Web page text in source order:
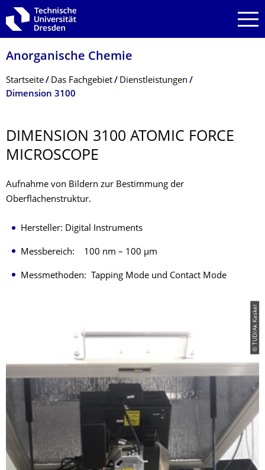
Zur Hauptnavigation springen
Zur Suche springen
Zum Inhalt springen
Anorganische Chemie
Breadcrumb-Menü
Startseite Das Fachgebiet
Dienstleistungen
Dimension 3100
DIMENSION 3100 ATOMIC FORCE
MICROSCOPE
Aufnahme von Bildern zur Bestimmung der
Oberflächenstruktur.
Hersteller: Digital Instruments
Messbereich: 100 nm – 100 µm
Messmethoden: Tapping Mode und Contact Mode
© TUD/Ak Kaskel